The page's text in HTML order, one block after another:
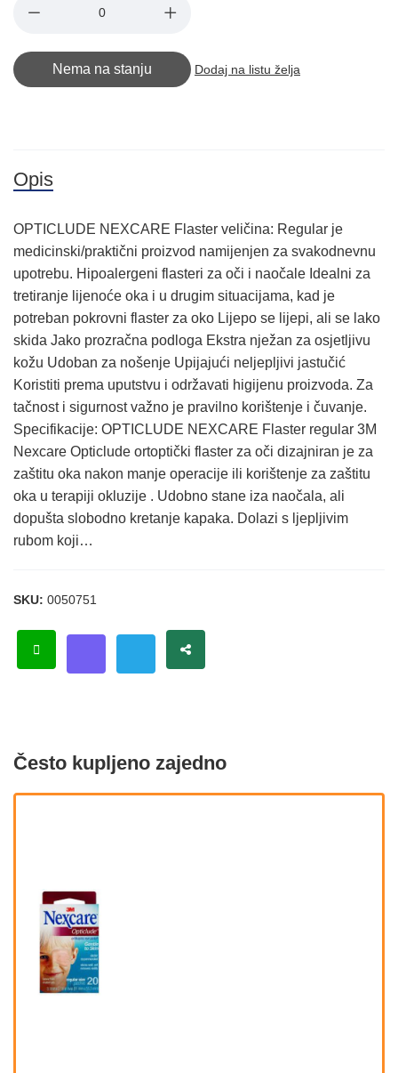
Nema na stanju Dodaj na listu želja
Opis
OPTICLUDE NEXCARE Flaster veličina: Regular je
medicinski/praktični proizvod namijenjen za svakodnevnu
upotrebu. Hipoalergeni flasteri za oči i naočale Idealni za
tretiranje lijenoće oka i u drugim situacijama, kad je
potreban pokrovni flaster za oko Lijepo se lijepi, ali se lako
skida Jako prozračna podloga Ekstra nježan za osjetljivu
kožu Udoban za nošenje Upijajući neljepljivi jastučić
Koristiti prema uputstvu i održavati higijenu proizvoda. Za
tačnost i sigurnost važno je pravilno korištenje i čuvanje.
Specifikacije: OPTICLUDE NEXCARE Flaster regular 3M
Nexcare Opticlude ortoptički flaster za oči dizajniran je za
zaštitu oka nakon manje operacije ili korištenje za zaštitu
oka u terapiji okluzije . Udobno stane iza naočala, ali
dopušta slobodno kretanje kapaka. Dolazi s ljepljivim
rubom koji…
SKU: 0050751
Često kupljeno zajedno